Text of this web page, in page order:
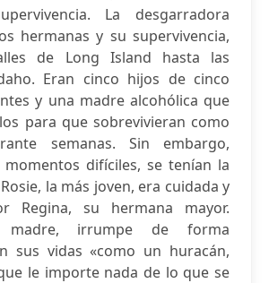
La desgarradora
hermanas y su supervivencia,
de Long Island hasta las
Eran cinco hijos de cinco
y una madre alcohólica que
para que sobrevivieran como
semanas. Sin embargo,
difíciles, se tenían la
la más joven, era cuidada y
Regina, su hermana mayor.
madre, irrumpe de forma
sus vidas «como un huracán,
le importe nada de lo que se